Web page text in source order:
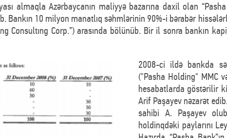
almaqla Azərbaycanın maliyyə bazarına daxil olan
Bankın 10 milyon manatlıq səhmlərinin 90%-i bərabər
Consultıng Corp.”) arasında bölünüb. Bir il sonra bankın
2008-ci ildə bankda
("Pasha Holding" MMC
hesabatlarda göstərilir
Arif Paşayev nəzarət
sahibi A. Paşayev
holdinqdəki paylarını